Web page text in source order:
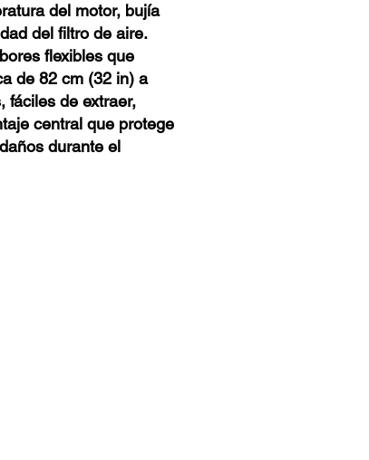
del motor, bujía
del filtro de aire.
flexibles que
de 82 cm (32 in) a
fáciles de extraer,
central que protege
durante el